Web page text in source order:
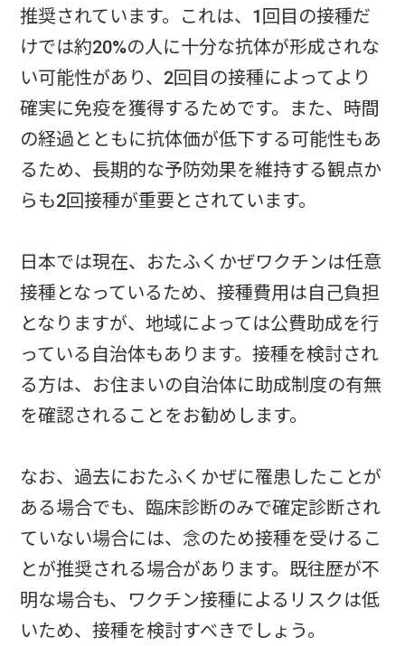
推奨されています。これは、1回目の接種だ
けでは約20%の人に十分な抗体が形成されな
い可能性があり、2回目の接種によってより
確実に免疫を獲得するためです。また、時間
の経過とともに抗体価が低下する可能性もあ
るため、長期的な予防効果を維持する観点か
らも2回接種が重要とされています。
日本では現在、おたふくかぜワクチンは任意
接種となっているため、接種費用は自己負担
となりますが、地域によっては公費助成を行
っている自治体もあります。接種を検討され
る方は、お住まいの自治体に助成制度の有無
を確認されることをお勧めします。
なお、過去におたふくかぜに罹患したことが
ある場合でも、臨床診断のみで確定診断され
ていない場合には、念のため接種を受けるこ
とが推奨される場合があります。既往歴が不
明な場合も、ワクチン接種によるリスクは低
いため、接種を検討すべきでしょう。